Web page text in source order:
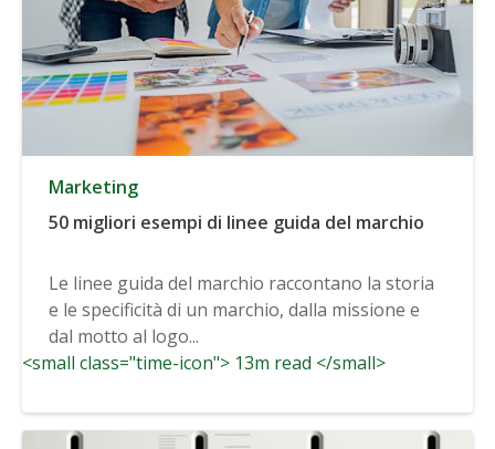
Marketing
50 migliori esempi di linee guida del marchio
Le linee guida del marchio raccontano la storia
e le specificità di un marchio, dalla missione e
dal motto al logo...
<small class="time-icon"> 13m read </small>